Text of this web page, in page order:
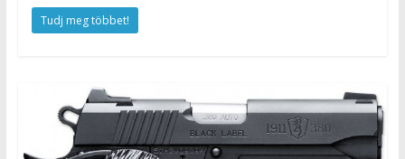
Tudj meg többet!